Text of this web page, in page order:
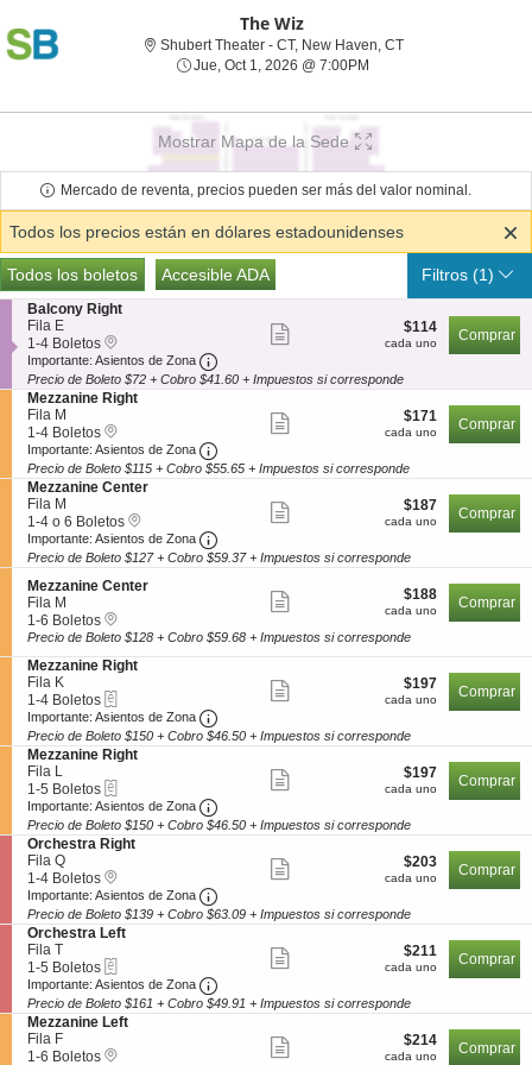
The Wiz
Shubert Theater - CT, New Haven, CTShubert Theater -
Jue, Oct 1, 2026 @ 7:00PM
Mostrar Mapa de la Sede
Mercado de reventa, precios pueden ser más del valor nominal.
Todos los precios están en dólares estadounidenses
Tipos
de
Boletos
Todas las entradas
Todos los boletos Accesible ADA
Accesible ADA Filtros(1)
S
e
c
c
i
ó
n
B
a
l
c
o
n
y
R
i
h
t
Balcony Right
Fila E
1
a
4
Boletos
disponible
1-4 Boletos
Local
Importante: Asientos de Zona Importante: Asientos de Zona, Abrir a
detalles
boletos
$114
cada
$114
cada uno Comprar
Precio de Boleto $72 + Cobro $41.60 + Impuestos si corresponde
S
e
c
c
i
ó
n
M
e
z
z
a
n
i
n
e
R
i
g
h
t
Mezzanine Right
Fila M
1
a
4
Boletos
disponible
1-4 Boletos
Local
Importante: Asientos de Zona Importante: Asientos de Zona, Abrir a
detalles
boletos
$171
cada
$171
cada uno Comprar
Precio de Boleto $115 + Cobro $55.65 + Impuestos si corresponde
S
e
c
c
i
ó
n
M
e
z
z
a
n
i
n
e
C
e
n
t
e
r
Mezzanine Center
Fila M
1
a
4
o
6
Boletos
disponible
1-4 o 6 Boletos
Local
Importante: Asientos de Zona Importante: Asientos de Zona, Abrir a
detalles
boletos
$187
cada
$187
cada uno Comprar
Precio de Boleto $127 + Cobro $59.37 + Impuestos si corresponde
S
e
c
c
ó
n
M
e
z
z
a
n
i
n
e
C
e
n
t
e
r
Mezzanine Center
Fila M
1
a
Boletos
disponible
1-6 Boletos
Local
más
detalles
boletos
$188
cada
$188
cada uno Comprar
Precio de Boleto $128 + Cobro $59.68 + Impuestos si corresponde
S
e
c
c
i
ó
n
M
e
z
z
a
n
i
n
e
R
i
g
h
t
Mezzanine Right
Fila K
1
a
4
Boletos
disponible
1-4 Boletos
Importante: Asientos de Zona Importante: Asientos de Zona, Abrir a
detalles
boletos
$197
cada
$197
cada uno Comprar
Precio de Boleto $150 + Cobro $46.50 + Impuestos si corresponde
S
e
c
c
i
ó
n
M
e
z
z
a
n
i
n
e
R
i
g
Mezzanine Right
Fila L
1
a
5
Boletos
disponible
1-5 Boletos
Importante: Asientos de Zona Importante: Asientos de Zona, Abrir a
detalles
boletos
$197
cada
$197
cada uno Comprar
Precio de Boleto $150 + Cobro $46.50 + Impuestos si corresponde
S
e
c
c
i
ó
n
O
r
c
h
e
s
t
Orchestra Right
Fila Q
1
a
4
Boletos
disponible
1-4 Boletos
Local
Importante: Asientos de Zona Importante: Asientos de Zona, Abrir a
detalles
boletos
$203
cada
$203
cada uno Comprar
Precio de Boleto $139 + Cobro $63.09 + Impuestos si corresponde
S
e
c
c
i
ó
n
O
Orchestra Left
Fila T
1
a
5
Boletos
disponible
1-5 Boletos
Importante: Asientos de Zona Importante: Asientos de Zona, Abrir a
detalles
$211
cada
$211
cada uno Comprar
Precio de Boleto $161 + Cobro $49.91 + Impuestos si corresponde
S
e
c
Mezzanine Left
Fila F
11-6 Boletos
$214
cada
$214
cada uno Comprar
Compra boletos de
en el Shubert Theater - CT de New
Haven, CT el01 oct 2026.